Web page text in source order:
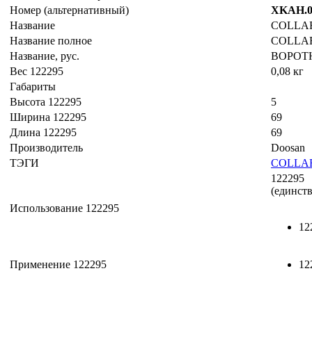
Номер (альтернативный)
Название
Название полное
Название, рус.
Вес 122295
0,08 кг
Габариты
Высота 122295
5
Ширина 122295
69
Длина 122295
69
Производитель
Doosan
ТЭГИ
Использование 122295
122295
Применение 122295